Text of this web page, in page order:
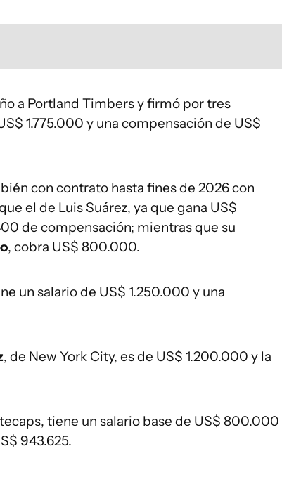
a Portland Timbers y firmó por tres
1.775.000 y una compensación de US$
con contrato hasta fines de 2026 con
el de Luis Suárez, ya que gana US$
de compensación; mientras que su
, cobra US$ 800.000.
un salario de US$ 1.250.000 y una
, de New York City, es de US$ 1.200.000 y la
tiene un salario base de US$ 800.000
943.625.